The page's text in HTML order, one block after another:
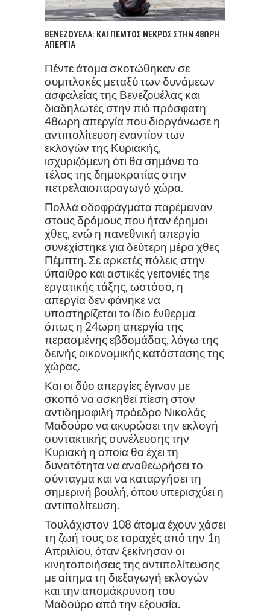
ΒΕΝΕΖΟΥΕΛΑ: ΚΑΙ ΠΕΜΤΟΣ ΝΕΚΡΟΣ ΣΤΗΝ 48ΩΡΗ
ΑΠΕΡΓΙΑ
Πέντε άτομα σκοτώθηκαν σε
συμπλοκές μεταξύ των δυνάμεων
ασφαλείας της Βενεζουέλας και
διαδηλωτές στην πιό πρόσφατη
48ωρη απεργία που διοργάνωσε η
αντιπολίτευση εναντίον των
εκλογών της Κυριακής,
ισχυριζόμενη ότι θα σημάνει το
τέλος της δημοκρατίας στην
πετρελαιοπαραγωγό χώρα.
Πολλά οδοφράγματα παρέμειναν
στους δρόμους που ήταν έρημοι
χθες, ενώ η πανεθνική απεργία
συνεχίστηκε για δεύτερη μέρα χθες
Πέμπτη. Σε αρκετές πόλεις στην
ύπαιθρο και αστικές γειτονιές τηε
εργατικής τάξης, ωστόσο, η
απεργία δεν φάνηκε να
υποστηρίζεται το ίδιο ένθερμα
όπως η 24ωρη απεργία της
περασμένης εβδομάδας, λόγω της
δεινής οικονομικής κατάστασης της
χώρας.
Και οι δύο απεργίες έγιναν με
σκοπό να ασκηθεί πίεση στον
αντιδημοφιλή πρόεδρο Νικολάς
Μαδούρο να ακυρώσει την εκλογή
συντακτικής συνέλευσης την
Κυριακή η οποία θα έχει τη
δυνατότητα να αναθεωρήσει το
σύνταγμα και να καταργήσει τη
σημερινή βουλή, όπου υπερισχύει η
αντιπολίτευση.
Τουλάχιστον 108 άτομα έχουν χάσει
τη ζωή τους σε ταραχές από την 1η
Απριλίου, όταν ξεκίνησαν οι
κινητοποιήσεις της αντιπολίτευσης
με αίτημα τη διεξαγωγή εκλογών
και την απομάκρυνση του
Μαδούρο από την εξουσία.